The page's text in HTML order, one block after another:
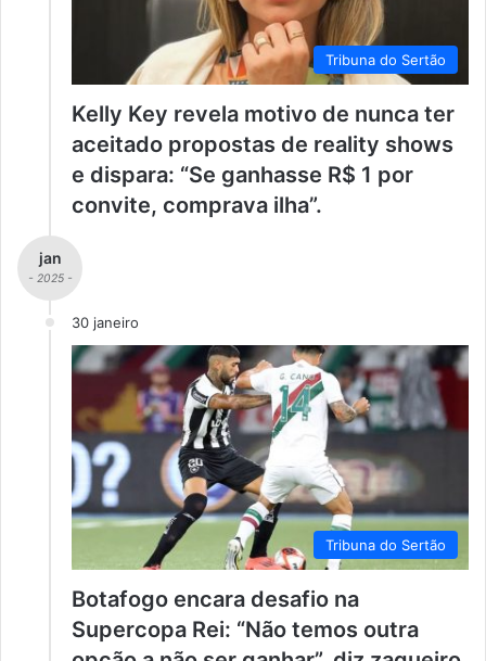
Tribuna do Sertão
Kelly Key revela motivo de nunca ter
aceitado propostas de reality shows
e dispara: “Se ganhasse R$ 1 por
convite, comprava ilha”.
jan
- 2025 -
30 janeiro
Tribuna do Sertão
Botafogo encara desafio na
Supercopa Rei: “Não temos outra